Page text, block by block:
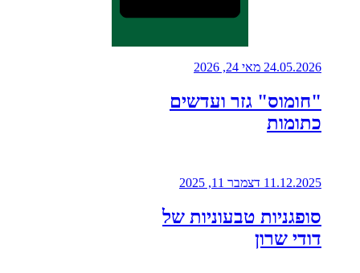
24.05.2026 מאי 24, 2026
"חומוס" גזר ועדשים
כתומות
11.12.2025 דצמבר 11, 2025
סופגניות טבעוניות של
דודי שרון